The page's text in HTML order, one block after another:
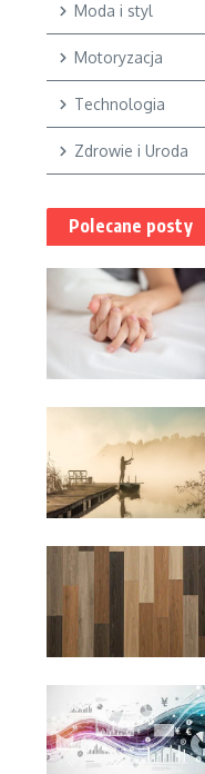
Moda i styl
Motoryzacja
Technologia
Zdrowie i Uroda
Polecane posty